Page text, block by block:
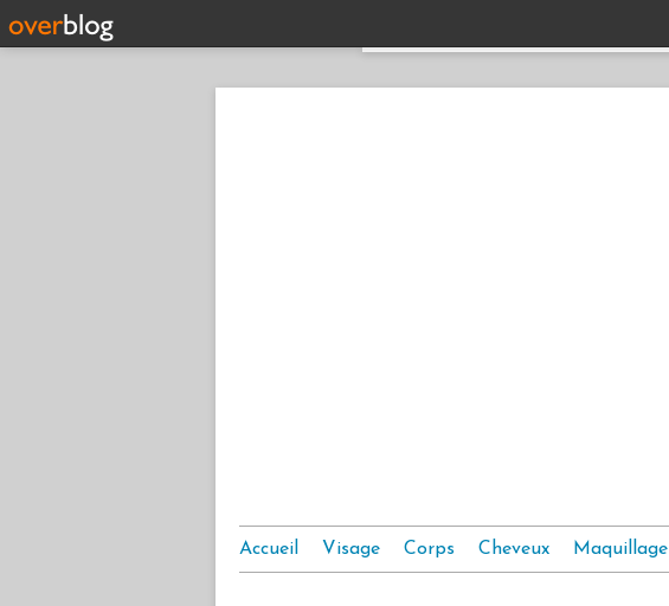
Accueil Visage Corps Cheveux Maquillage